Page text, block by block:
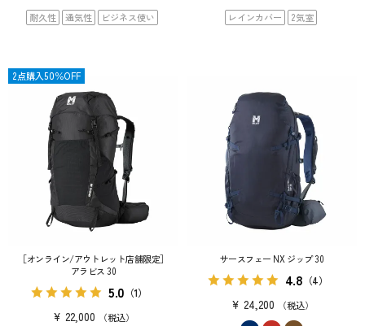
耐久性 通気性 ビジネス使い レインカバー 2気室
［オンライン/アウトレット店舗限定］
アラビス 30
5.0 （1）
¥ 22,000 税込
限定
2点購入50％OFF
サースフェー NX ジップ 30
4.8 （4）
¥ 24,200 税込